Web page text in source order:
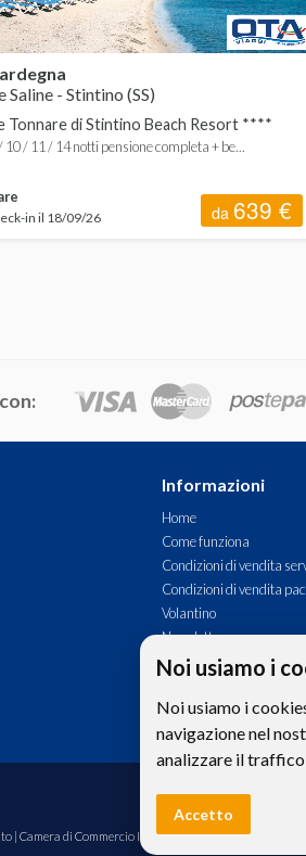
Noi usiamo i
Noi usiamo i
navigazione nel
analizzare il
Accetto
Saline - Stintino (SS)
Tonnare di Stintino Beach Resort ****
10 / 11 / 14 notti pensione completa + be...
in il 18/09/26 da 639 €
Informazioni
Home
Come funziona
Condizioni di vendita
Condizioni di vendita
Volantino
Newsletter
Commenti
| Camera di Commercio Industria Artigianato e